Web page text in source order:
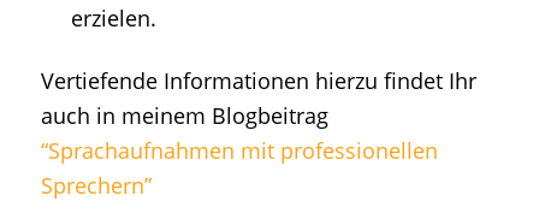
erzielen.
Vertiefende Informationen hierzu findet Ihr
auch in meinem Blogbeitrag
“Sprachaufnahmen mit professionellen
Sprechern”